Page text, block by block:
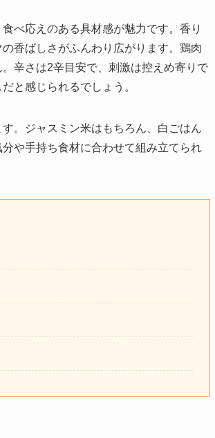
べ応えのある具材感が魅力です。香り
香ばしさがふんわり広がります。鶏肉
辛さは2辛目安で、刺激は控えめ寄りで
と感じられるでしょう。
。ジャスミン米はもちろん、白ごはん
や手持ち食材に合わせて組み立てられ